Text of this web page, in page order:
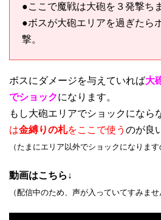
●ここで魔戦は大砲を３発撃ち
●ボスが大砲エリアを過ぎたら
撃。
ボスにダメージを与えていれば大
でショックになります。
もし大砲エリアでショックになら
は金縛りの札をここで使う のが良
（たまにエリア以外でショックになります
動画はこちら↓
（配信中のため、声が入っていてすみませ